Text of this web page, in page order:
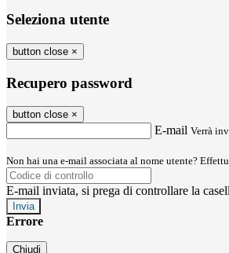
Seleziona utente
button close ×
Recupero password
button close ×
E-mail Verrà
Non hai una e-mail associata al nome utente?
E-mail inviata, si prega di controllare la
Errore
Chiudi